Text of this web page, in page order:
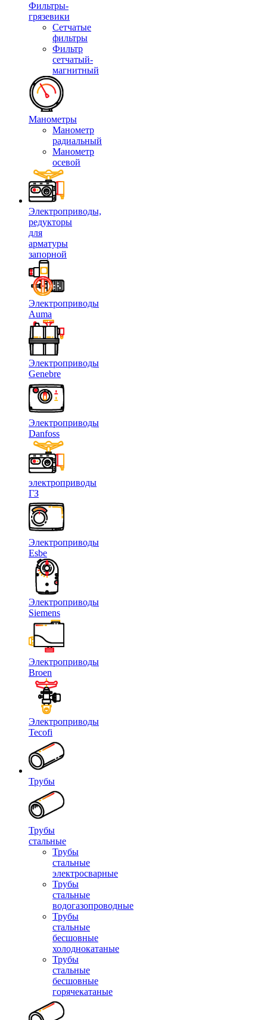
Фильтры-
грязевики
Сетчатые
фильтры
Фильтр
сетчатый-
магнитный
Манометры
Манометр
радиальный
Манометр
осевой
Электроприводы,
редукторы
для
арматуры
запорной
Электроприводы
Auma
Электроприводы
Genebre
Электроприводы
Danfoss
электроприводы
ГЗ
Электроприводы
Esbe
Электроприводы
Siemens
Электроприводы
Broen
Электроприводы
Tecofi
Трубы
Трубы
стальные
Трубы
стальные
электросварные
Трубы
стальные
водогазопроводные
Трубы
стальные
бесшовные
холоднокатаные
Трубы
стальные
бесшовные
горячекатаные